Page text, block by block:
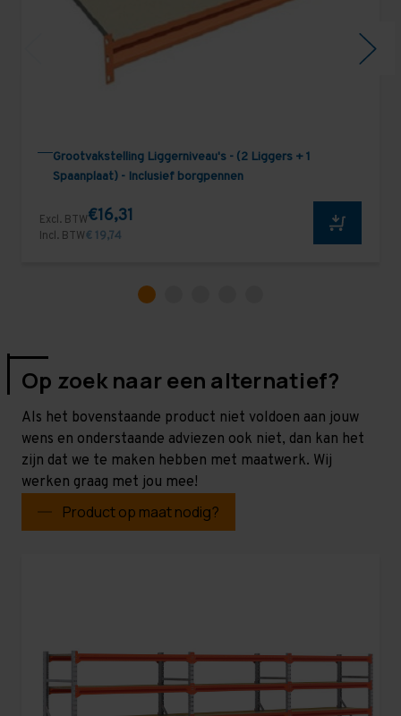
Grootvakstelling Liggerniveau's - (2 Liggers + 1
Spaanplaat) - Inclusief borgpennen
Excl. BTW€16,31
Incl. BTW€ 19,74
Op zoek naar een alternatief?
Als het bovenstaande product niet voldoen aan jouw
wens en onderstaande adviezen ook niet, dan kan het
zijn dat we te maken hebben met maatwerk. Wij
werken graag met jou mee!
Product op maat nodig?